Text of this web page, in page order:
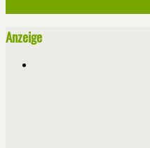
Anzeige